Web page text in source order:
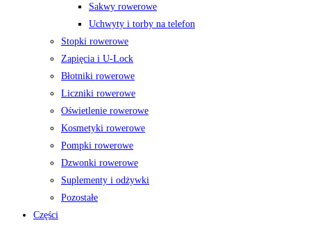
Sakwy rowerowe
Uchwyty i torby na telefon
Stopki rowerowe
Zapięcia i U-Lock
Błotniki rowerowe
Liczniki rowerowe
Oświetlenie rowerowe
Kosmetyki rowerowe
Pompki rowerowe
Dzwonki rowerowe
Suplementy i odżywki
Pozostałe
Części